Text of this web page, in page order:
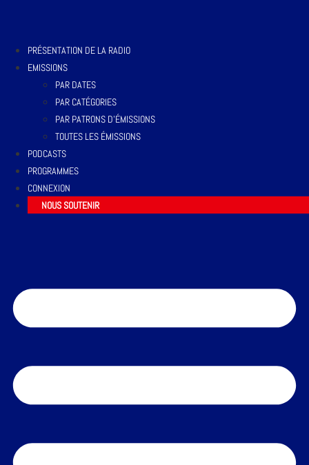
PRÉSENTATION DE LA RADIO
EMISSIONS
PAR DATES
PAR CATÉGORIES
PAR PATRONS D’ÉMISSIONS
TOUTES LES ÉMISSIONS
PODCASTS
PROGRAMMES
CONNEXION
NOUS SOUTENIR